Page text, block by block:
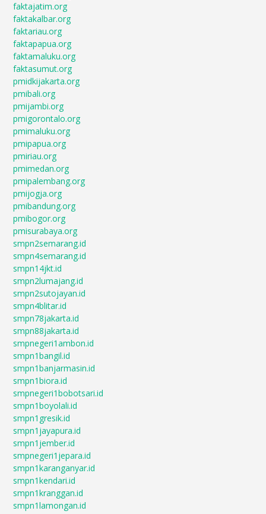
faktajatim.org
faktakalbar.org
faktariau.org
faktapapua.org
faktamaluku.org
faktasumut.org
pmidkijakarta.org
pmibali.org
pmijambi.org
pmigorontalo.org
pmimaluku.org
pmipapua.org
pmiriau.org
pmimedan.org
pmipalembang.org
pmijogja.org
pmibandung.org
pmibogor.org
pmisurabaya.org
smpn2semarang.id
smpn4semarang.id
smpn14jkt.id
smpn2lumajang.id
smpn2sutojayan.id
smpn4blitar.id
smpn78jakarta.id
smpn88jakarta.id
smpnegeri1ambon.id
smpn1bangil.id
smpn1banjarmasin.id
smpn1biora.id
smpnegeri1bobotsari.id
smpn1boyolali.id
smpn1gresik.id
smpn1jayapura.id
smpn1jember.id
smpnegeri1jepara.id
smpn1karanganyar.id
smpn1kendari.id
smpn1kranggan.id
smpn1lamongan.id